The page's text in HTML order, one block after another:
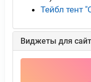
Тейбл тент
Виджеты для